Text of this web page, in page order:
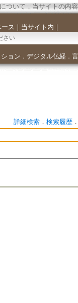
ついて．当サイトの内
ス ｜ 当サイト内 ｜
ョン ． デジタル仏経．
詳細検索． 検索履歴．